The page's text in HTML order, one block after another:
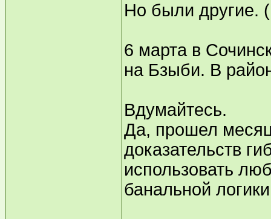
Но были другие.
6 марта в
на Бзыби. В
Вдумайтесь.
Да, прошел
доказательств
использовать
банальной